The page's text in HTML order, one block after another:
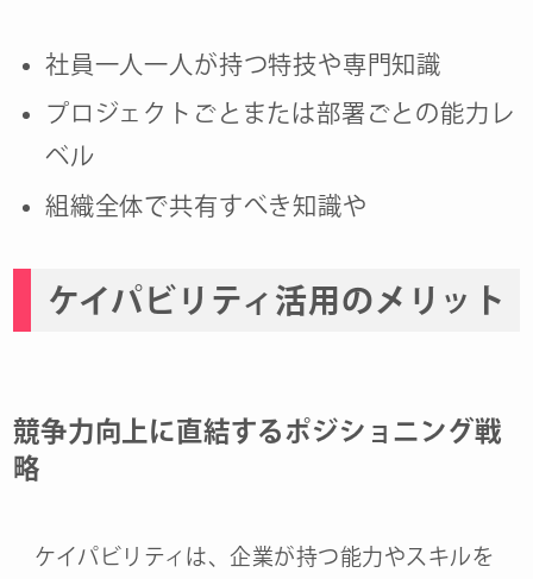
社員一人一人が持つ特技や専門知識
プロジェクトごとまたは部署ごとの能力レ
ベル
組織全体で共有すべき知識や
ケイパビリティ活用のメリット
競争力向上に直結するポジショニング戦
略
ケイパビリティは、企業が持つ能力やスキルを